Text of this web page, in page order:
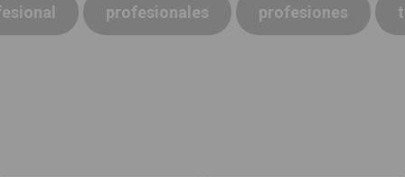
profesionales profesiones